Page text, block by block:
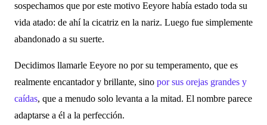
sospechamos que por este motivo Eeyore había estado toda su
vida atado: de ahí la cicatriz en la nariz. Luego fue simplemente
abandonado a su suerte.
Decidimos llamarle Eeyore no por su temperamento, que es
realmente encantador y brillante, sino por sus orejas grandes y
caídas, que a menudo solo levanta a la mitad. El nombre parece
adaptarse a él a la perfección.